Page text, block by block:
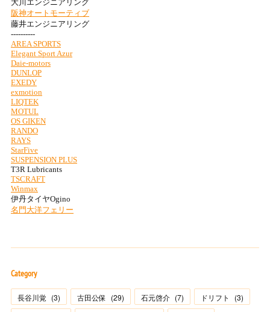
Category
長谷川覚 (3) 古田公保 (29) 石元啓介 (7) ドリフト (3)